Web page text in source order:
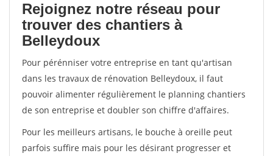
Rejoignez notre réseau pour
trouver des chantiers à
Belleydoux
Pour pérénniser votre entreprise en tant qu'artisan
dans les travaux de rénovation Belleydoux, il faut
pouvoir alimenter régulièrement le planning chantiers
de son entreprise et doubler son chiffre d'affaires.
Pour les meilleurs artisans, le bouche à oreille peut
parfois suffire mais pour les désirant progresser et